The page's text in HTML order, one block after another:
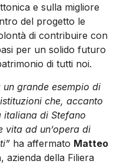
e sulla migliore
del progetto le
di contribuire con
per un solido futuro
di tutti noi.
un grande esempio di
che, accanto
italiana di Stefano
vita ad un’opera di
ha affermato Matteo
, azienda della Filiera